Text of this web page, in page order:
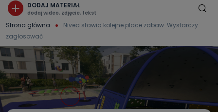
DODAJ MATERIAŁ
dodaj wideo, zdjęcie, tekst
Strona główna
Nivea stawia kolejne place zabaw. Wystarczy
zagłosować